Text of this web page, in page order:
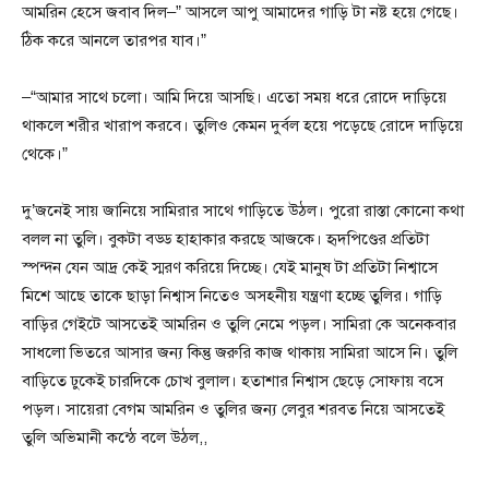
আমরিন হেসে জবাব দিল–” আসলে আপু আমাদের গাড়ি টা নষ্ট হয়ে গেছে।
ঠিক করে আনলে তারপর যাব।”
–“আমার সাথে চলো। আমি দিয়ে আসছি। এতো সময় ধরে রোদে দাড়িয়ে
থাকলে শরীর খারাপ করবে। তুলিও কেমন দুর্বল হয়ে পড়েছে রোদে দাড়িয়ে
থেকে।”
দু’জনেই সায় জানিয়ে সামিরার সাথে গাড়িতে উঠল। পুরো রাস্তা কোনো কথা
বলল না তুলি। বুকটা বড্ড হাহাকার করছে আজকে। হৃদপিণ্ডের প্রতিটা
স্পন্দন যেন আদ্র কেই স্মরণ করিয়ে দিচ্ছে। যেই মানুষ টা প্রতিটা নিশ্বাসে
মিশে আছে তাকে ছাড়া নিশ্বাস নিতেও অসহনীয় যন্ত্রণা হচ্ছে তুলির। গাড়ি
বাড়ির গেইটে আসতেই আমরিন ও তুলি নেমে পড়ল। সামিরা কে অনেকবার
সাধলো ভিতরে আসার জন্য কিন্তু জরুরি কাজ থাকায় সামিরা আসে নি। তুলি
বাড়িতে ঢুকেই চারদিকে চোখ বুলাল। হতাশার নিশ্বাস ছেড়ে সোফায় বসে
পড়ল। সায়েরা বেগম আমরিন ও তুলির জন্য লেবুর শরবত নিয়ে আসতেই
তুলি অভিমানী কন্ঠে বলে উঠল,,